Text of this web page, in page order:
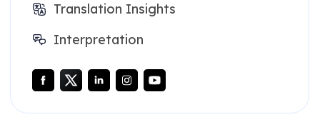
Translation Insights
Interpretation